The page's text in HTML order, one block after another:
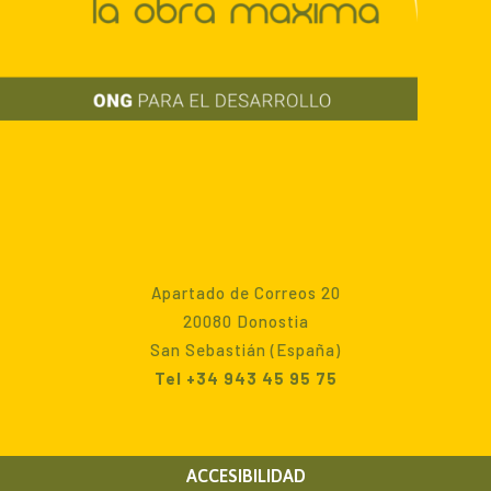
Apartado de Correos 20
20080 Donostia
San Sebastián (España)
Tel +34 943 45 95 75
ACCESIBILIDAD